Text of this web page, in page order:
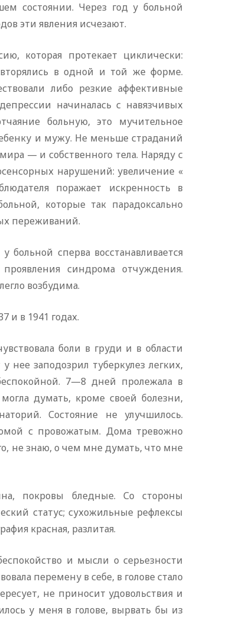
состоянии. Через год у больной
эти явления исчезают.
которая протекает циклически:
в одной и той же форме.
либо резкие аффективные
начиналась с навязчивых
больную, это мучительное
и мужу. Не меньше страданий
— и собственного тела. Наряду с
нарушений: увеличение «
поражает искренность в
которые так парадоксально
переживаний.
сперва восстанавливается
синдрома отчуждения.
возбудима.
и в 1941 годах.
боли в груди и в области
нее заподозрил туберкулез легких,
7—8 дней пролежала в
думать, кроме своей болезни,
Состояние не улучшилось.
с провожатым. Дома тревожно
не знаю, о чем мне думать, что мне
покровы бледные. Со стороны
статус; сухожильные рефлексы
красная, разлитая.
и мысли о серьезности
перемену в себе, в голове стало
не приносит удовольствия и
у меня в голове, вырвать бы из